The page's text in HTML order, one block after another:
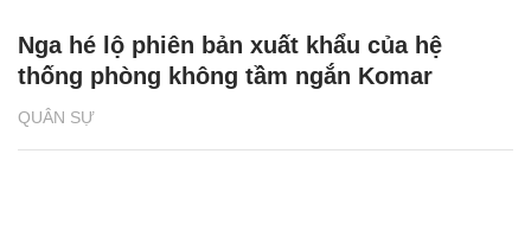
QUÂN SỰ
Nga hé lộ phiên bản xuất khẩu của hệ
thống phòng không tầm ngắn Komar